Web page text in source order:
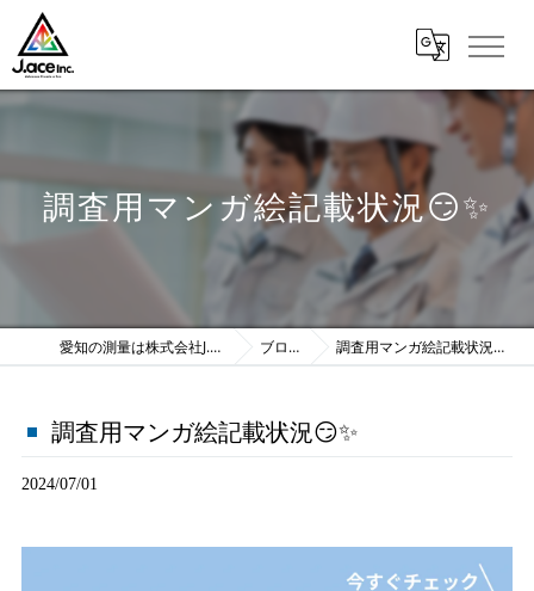
調査用マンガ絵記載状況😏✨
愛知の測量は株式会社J.ace ブログ 調査用マンガ絵記載状況😏✨
調査用マンガ絵記載状況😏✨
2024/07/01